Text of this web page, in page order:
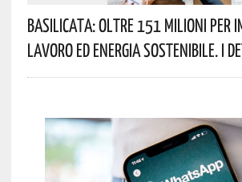
Basilicata: Oltre 151 Milioni Per
Lavoro Ed Energia Sostenibile. I